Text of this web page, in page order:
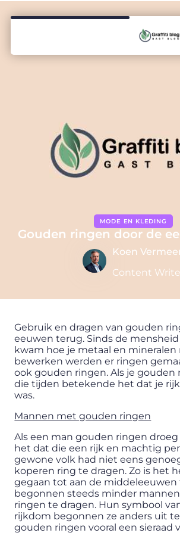
MODE EN KLEDING
Gouden ringen door de
Koen
Content
Gebruik en dragen van gouden
eeuwen terug. Sinds de
kwam hoe je metaal en mineralen
bewerken werden er ringen
ook gouden ringen. Als je gouden
die tijden betekende het dat je
was.
Mannen met gouden ringen
Als een man gouden ringen
het dat die een rijk en machtig
gewone volk had niet eens
koperen ring te dragen. Zo is het
gegaan tot aan de middeleeuwen
begonnen steeds minder
ringen te dragen. Hun symbool
rijkdom begonnen ze anders uit
gouden ringen vooral een sieraad